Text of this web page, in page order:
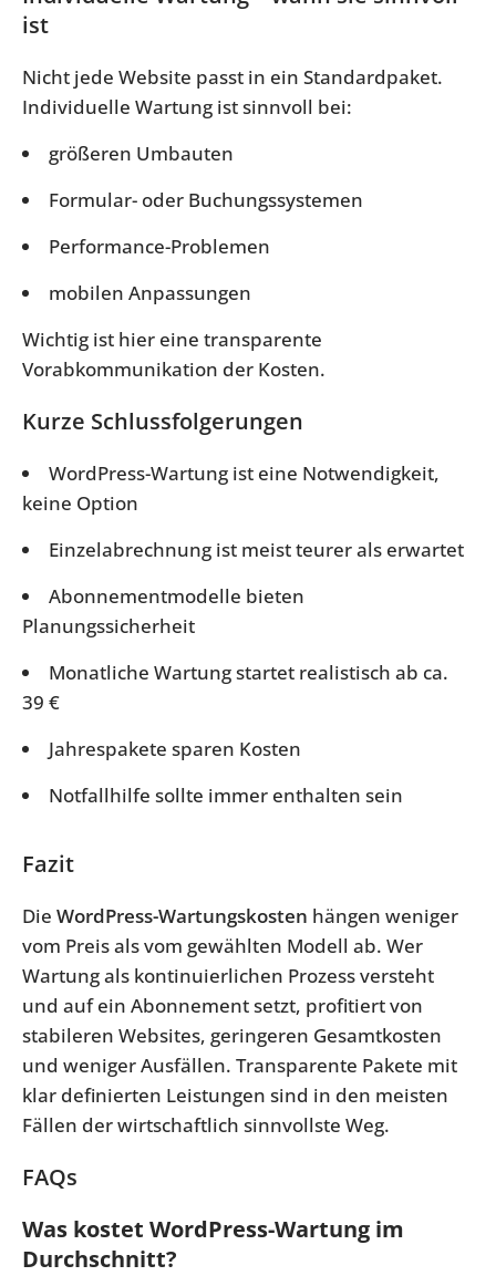
ist
Nicht jede Website passt in ein Standardpaket.
Individuelle Wartung ist sinnvoll bei:
größeren Umbauten
Formular- oder Buchungssystemen
Performance-Problemen
mobilen Anpassungen
Wichtig ist hier eine transparente
Vorabkommunikation der Kosten.
Kurze Schlussfolgerungen
WordPress-Wartung ist eine Notwendigkeit,
keine Option
Einzelabrechnung ist meist teurer als erwartet
Abonnementmodelle bieten
Planungssicherheit
Monatliche Wartung startet realistisch ab ca.
39 €
Jahrespakete sparen Kosten
Notfallhilfe sollte immer enthalten sein
Fazit
Die WordPress-Wartungskosten hängen weniger
vom Preis als vom gewählten Modell ab. Wer
Wartung als kontinuierlichen Prozess versteht
und auf ein Abonnement setzt, profitiert von
stabileren Websites, geringeren Gesamtkosten
und weniger Ausfällen. Transparente Pakete mit
klar definierten Leistungen sind in den meisten
Fällen der wirtschaftlich sinnvollste Weg.
FAQs
Was kostet WordPress-Wartung im
Durchschnitt?